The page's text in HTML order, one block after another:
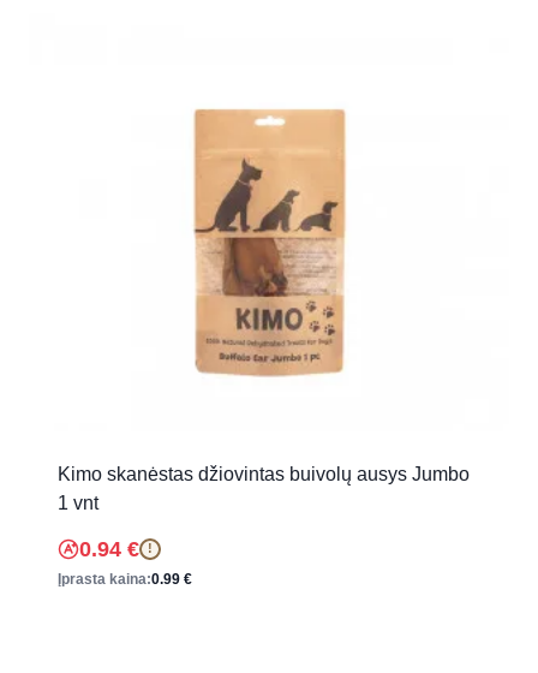
Kimo skanėstas džiovintas buivolų ausys Jumbo
1 vnt
0.94 € !
Įprasta kaina:0.99 €